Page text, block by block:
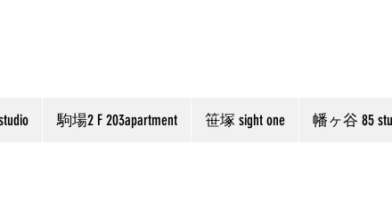
駒場2 F 203apartment 笹塚 sight one 幡ヶ谷 85